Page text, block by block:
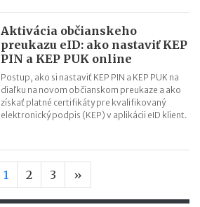
Aktivácia občianskeho
preukazu eID: ako nastaviť KEP
PIN a KEP PUK online
Postup, ako si nastaviť KEP PIN a KEP PUK na
diaľku na novom občianskom preukaze a ako
získať platné certifikáty pre kvalifikovaný
elektronický podpis (KEP) v aplikácii eID klient.
1 2 3 »